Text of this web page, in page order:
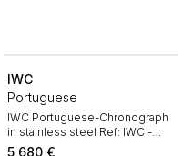
IWC
Portuguese
IWC Portuguese-Chronograph
in stainless steel Ref: IWC -
3714 Circa 2010
5 680 €